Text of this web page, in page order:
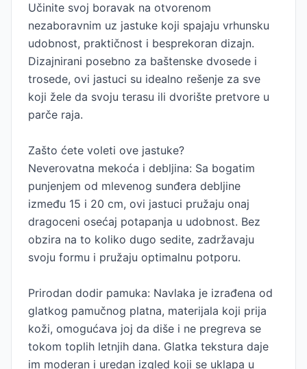
Učinite svoj boravak na otvorenom
nezaboravnim uz jastuke koji spajaju vrhunsku
udobnost, praktičnost i besprekoran dizajn.
Dizajnirani posebno za baštenske dvosede i
trosede, ovi jastuci su idealno rešenje za sve
koji žele da svoju terasu ili dvorište pretvore u
parče raja.
Zašto ćete voleti ove jastuke?
Neverovatna mekoća i debljina: Sa bogatim
punjenjem od mlevenog sunđera debljine
između 15 i 20 cm, ovi jastuci pružaju onaj
dragoceni osećaj potapanja u udobnost. Bez
obzira na to koliko dugo sedite, zadržavaju
svoju formu i pružaju optimalnu potporu.
Prirodan dodir pamuka: Navlaka je izrađena od
glatkog pamučnog platna, materijala koji prija
koži, omogućava joj da diše i ne pregreva se
tokom toplih letnjih dana. Glatka tekstura daje
im moderan i uredan izgled koji se uklapa u